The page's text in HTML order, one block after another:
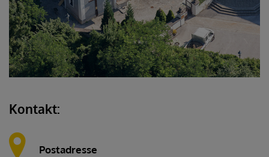
Kontakt:
Postadresse